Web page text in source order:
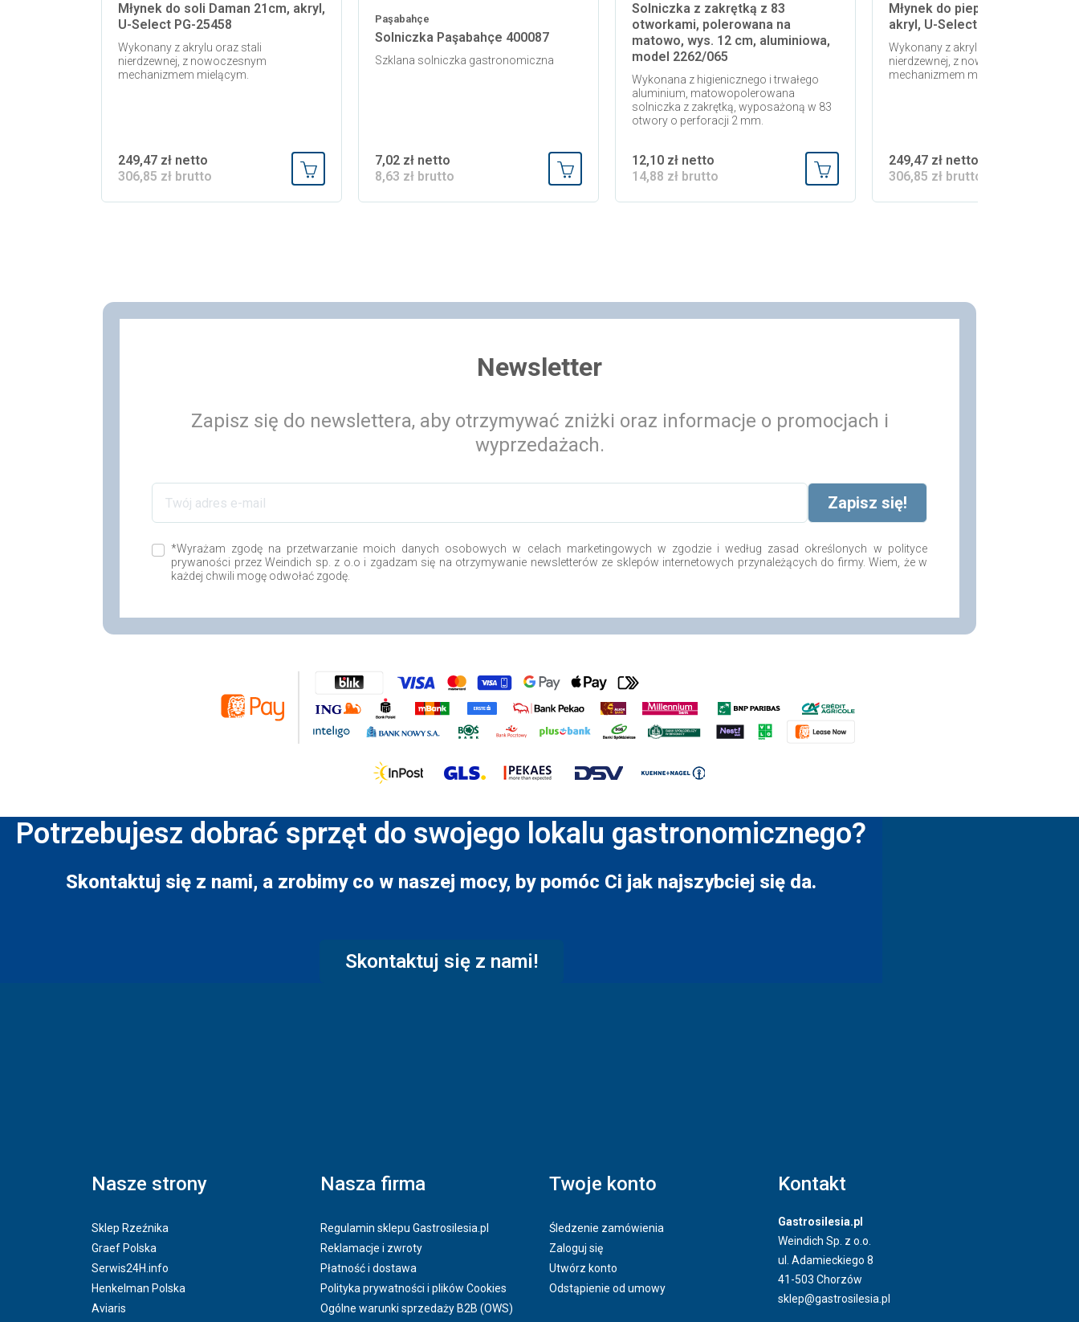
Młynek do soli Daman 21cm, akryl,
U-Select PG-25458
Wykonany z akrylu oraz stali
nierdzewnej, z nowoczesnym
mechanizmem mielącym.
249,47 zł netto
306,85 zł brutto
Paşabahçe
Solniczka Paşabahçe 400087
Szklana solniczka gastronomiczna
7,02 zł netto
8,63 zł brutto
Solniczka z zakrętką z 83
otworkami, polerowana na
matowo, wys. 12 cm, aluminiowa,
model 2262/065
Wykonana z higienicznego i trwałego
aluminium, matowopolerowana
solniczka z zakrętką, wyposażoną w 83
otwory o perforacji 2 mm.
12,10 zł netto
14,88 zł brutto
Młynek do pieprzu Daman
akryl, U-Select PG-25441
Wykonany z akrylu oraz stali
nierdzewnej, z nowoczesnym
mechanizmem mielącym.
249,47 zł netto
306,85 zł brutto
Newsletter
Zapisz się do newslettera, aby otrzymywać zniżki oraz informacje o promocjach i
wyprzedażach.
*Wyrażam zgodę na przetwarzanie moich danych osobowych w celach marketingowych w zgodzie i według zasad określonych w polityce
prywaności przez Weindich sp. z o.o i zgadzam się na otrzymywanie newsletterów ze sklepów internetowych przynależących do firmy. Wiem, że w
każdej chwili mogę odwołać zgodę.
Potrzebujesz dobrać sprzęt do swojego lokalu gastronomicznego?
Skontaktuj się z nami, a zrobimy co w naszej mocy, by pomóc Ci jak najszybciej się da.
Skontaktuj się z nami!
Nasze strony
Sklep Rzeźnika
Graef Polska
Serwis24H.info
Henkelman Polska
Aviaris
Nasza firma
Regulamin sklepu Gastrosilesia.pl
Reklamacje i zwroty
Płatność i dostawa
Polityka prywatności i plików Cookies
Ogólne warunki sprzedaży B2B (OWS)
Twoje konto
Śledzenie zamówienia
Zaloguj się
Utwórz konto
Odstąpienie od umowy
Kontakt
Gastrosilesia.pl
Weindich Sp. z o.o.
ul. Adamieckiego 8
41-503 Chorzów
sklep@gastrosilesia.pl